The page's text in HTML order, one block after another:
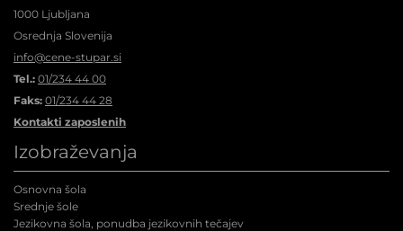
1000 Ljubljana
Osrednja Slovenija
info@cene-stupar.si
Tel.: 01/234 44 00
Faks: 01/234 44 28
Kontakti zaposlenih
Izobraževanja
Osnovna šola
Srednje šole
Jezikovna šola, ponudba jezikovnih tečajev